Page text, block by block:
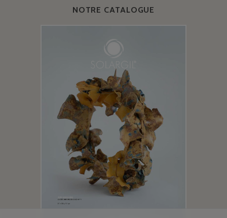
NOTRE CATALOGUE